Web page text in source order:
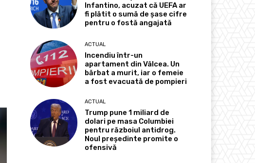
Infantino, acuzat că UEFA ar
fi plătit o sumă de șase cifre
pentru o fostă angajată
ACTUAL
Incendiu într-un
apartament din Vâlcea. Un
bărbat a murit, iar o femeie
a fost evacuată de pompieri
ACTUAL
Trump pune 1 miliard de
dolari pe masa Columbiei
pentru războiul antidrog.
Noul președinte promite o
ofensivă